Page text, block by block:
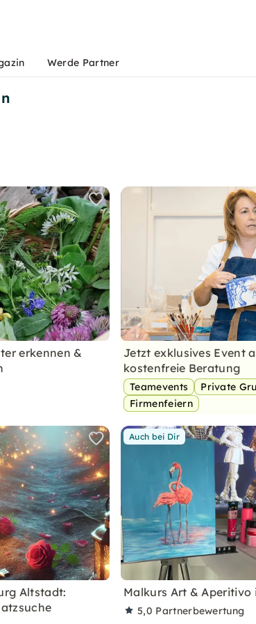
erkennen &
Jetzt exklusives Event
kostenfreie Beratung
Teamevents
Private
Firmenfeiern
Altstadt:
Auch bei Dir
Malkurs Art & Aperitivo
5,0 Partnerbewertung
Werde Partner